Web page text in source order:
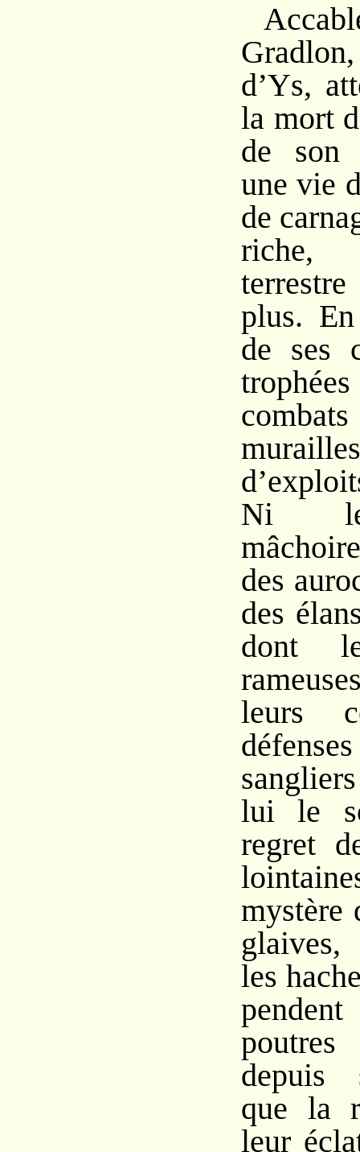
d’Ys,
la mort
de son
une vie
de
riche,
plus.
de ses
Ni
des
des
dont
leurs
lui le
regret
mystère
les
depuis
que la
leur